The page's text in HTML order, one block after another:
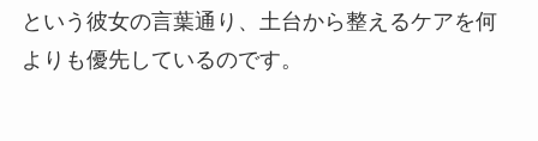
という彼女の言葉通り、土台から整えるケアを何
よりも優先しているのです。